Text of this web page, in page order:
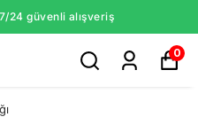
24 güvenli alışveriş
0